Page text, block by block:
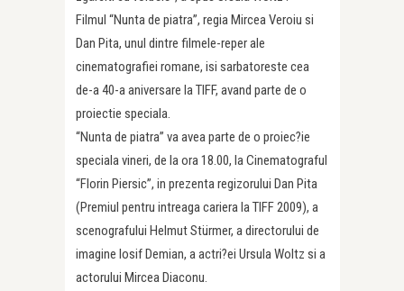
Filmul “Nunta de piatra”, regia Mircea Veroiu si
Dan Pita, unul dintre filmele-reper ale
cinematografiei romane, isi sarbatoreste cea
de-a 40-a aniversare la TIFF, avand parte de o
proiectie speciala.
“Nunta de piatra” va avea parte de o proiec?ie
speciala vineri, de la ora 18.00, la Cinematograful
“Florin Piersic”, in prezenta regizorului Dan Pita
(Premiul pentru intreaga cariera la TIFF 2009), a
scenografului Helmut Stürmer, a directorului de
imagine Iosif Demian, a actri?ei Ursula Woltz si a
actorului Mircea Diaconu.